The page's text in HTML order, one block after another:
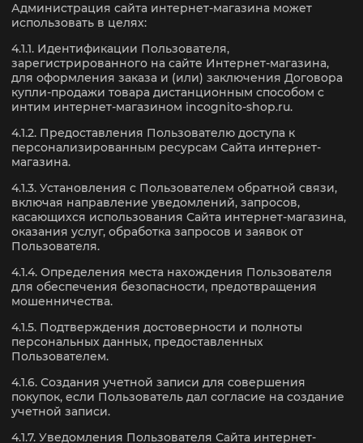
Администрация сайта интернет-магазина может
использовать в целях:
4.1.1. Идентификации Пользователя,
зарегистрированного на сайте Интернет-магазина,
для оформления заказа и (или) заключения Договора
купли-продажи товара дистанционным способом с
интим интернет-магазином incognito-shop.ru.
4.1.2. Предоставления Пользователю доступа к
персонализированным ресурсам Сайта интернет-
магазина.
4.1.3. Установления с Пользователем обратной связи,
включая направление уведомлений, запросов,
касающихся использования Сайта интернет-магазина,
оказания услуг, обработка запросов и заявок от
Пользователя.
4.1.4. Определения места нахождения Пользователя
для обеспечения безопасности, предотвращения
мошенничества.
4.1.5. Подтверждения достоверности и полноты
персональных данных, предоставленных
Пользователем.
4.1.6. Создания учетной записи для совершения
покупок, если Пользователь дал согласие на создание
учетной записи.
4.1.7. Уведомления Пользователя Сайта интернет-